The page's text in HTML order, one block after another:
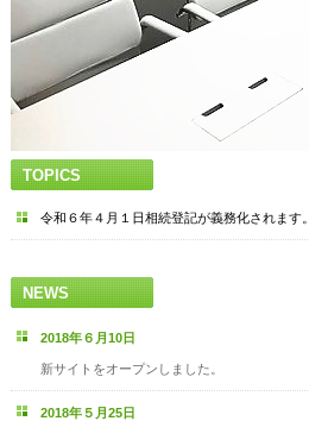
TOPICS
令和６年４月１日相続登記が義務化されます。
NEWS
2018年６月10日
新サイトをオープンしました。
2018年５月25日